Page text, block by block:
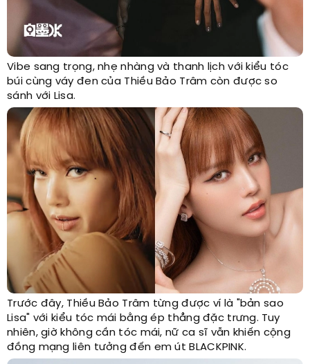
Vibe sang trọng, nhẹ nhàng và thanh lịch với kiểu tóc
búi cùng váy đen của Thiều Bảo Trâm còn được so
sánh với Lisa.
Trước đây, Thiều Bảo Trâm từng được ví là "bản sao
Lisa" với kiểu tóc mái bằng ép thẳng đặc trưng. Tuy
nhiên, giờ không cần tóc mái, nữ ca sĩ vẫn khiến cộng
đồng mạng liên tưởng đến em út BLACKPINK.